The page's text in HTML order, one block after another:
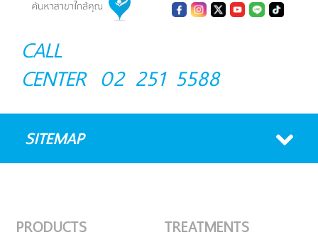
CALL
CENTER 02 251 5588
SITEMAP
PRODUCTS TREATMENTS